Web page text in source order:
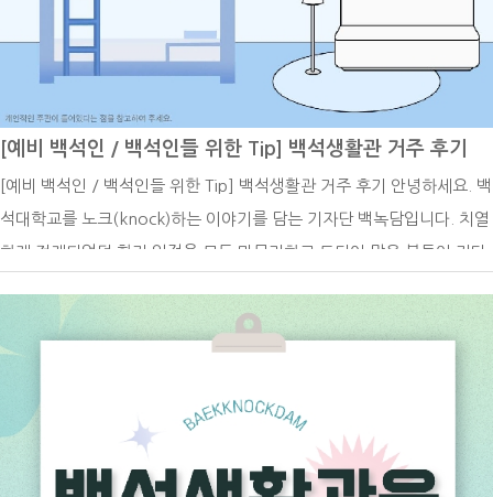
학기 재입학 신청 기간네 번째로 7월 6일부터 7월 17일은 2026-2학기
재입학 신청 기간입니다. 재입학이란 제적된 자가 재입학하여 학업을 계
속하고자 할 경우에 신청할 수 있습니다. 정해진 기간 내에 재입학원과
증빙서류를 첨부하여 교학처에 제출하여야 하며, 소정의 심사를 거쳐 입
학을 허락합니다. 다만, 징계나 학업성적 불량, 재학연한 초과로 인한 제
적자에게는 재입학을 허가하지 아니합니다. 또한 재입학자의 재학연한은
잔여수업연한의 3배를 초과할 수 없습니다. 재입학은 1회에 한하여 자격
지원자격이 없음다. 자퇴 또는 제적하였던 학부(과)의 동일학년 이하로
재입학을 허가함재입학의 선발 방법은 서류전형에 의해 결정되며 기준은
아래와 같습니다.가. 모집단위별로 소정의 접수기간에 100%를 선발함
나. 소정의 기간 내에 지원자가 초과할 경우에는 이수학기가 많은 자, 취
득한 학점 수가 많은 자, 평점평균이 우수한 자 순으로 선발함재입학을
희망하는 학우들은 기간 내에 신청하시기 바랍니다.백녹담의 활동카카오
[예비 백석인 / 백석인들 위한 Tip] 백석생활관 거주 후기
[예비 백석인 / 백석인들 위한 Tip] 백석생활관 거주 후기 안녕하세요. 백
석대학교를 노크(knock)하는 이야기를 담는 기자단 백녹담입니다. 치열
하게 전개되었던 학기 일정을 모두 마무리하고 드디어 많은 분들이 기다
성적에 대한 압박감을 내려놓고 오직 자신만을 위한 여유를 누릴 수 있는
시기를 보내셨으면 합니다! 최근 낮 최고 기온이 크게 오르면서 본격적
인 여름 무더위가 찾아오고 있는 것 같습니다. 기온과 함께 습도도 점차
높아지고 있어서 이로 인해 일상생활에서 자주 피로를 느끼가 느껴지는
것 같습니다. 유난히 길고 바쁘게 느껴졌던 봄철이 지나가고 나니 이제는
정말 기온이 높은 여름의 한가운데로 들어서고 있다는 사실이 날씨를 통